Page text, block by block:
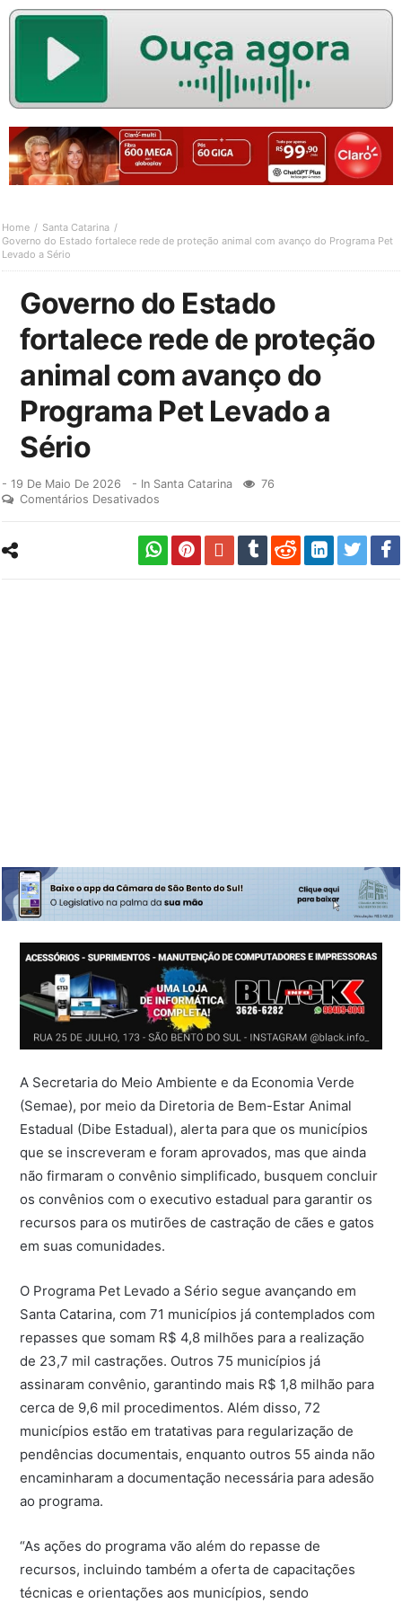
Home
Santa Catarina
Governo do Estado fortalece rede de proteção animal com avanço do Programa Pet
Levado a Sério
Governo do Estado
fortalece rede de proteção
animal com avanço do
Programa Pet Levado a
Sério
-19 De Maio De 2026 - In Santa Catarina
76
Comentários Desativados
A Secretaria do Meio Ambiente e da Economia Verde
(Semae), por meio da Diretoria de Bem-Estar Animal
Estadual (Dibe Estadual), alerta para que os municípios
que se inscreveram e foram aprovados, mas que ainda
não firmaram o convênio simplificado, busquem concluir
os convênios com o executivo estadual para garantir os
recursos para os mutirões de castração de cães e gatos
em suas comunidades.
O Programa Pet Levado a Sério segue avançando em
Santa Catarina, com 71 municípios já contemplados com
repasses que somam R$ 4,8 milhões para a realização
de 23,7 mil castrações. Outros 75 municípios já
assinaram convênio, garantindo mais R$ 1,8 milhão para
cerca de 9,6 mil procedimentos. Além disso, 72
municípios estão em tratativas para regularização de
pendências documentais, enquanto outros 55 ainda não
encaminharam a documentação necessária para adesão
ao programa.
“As ações do programa vão além do repasse de
recursos, incluindo também a oferta de capacitações
técnicas e orientações aos municípios, sendo